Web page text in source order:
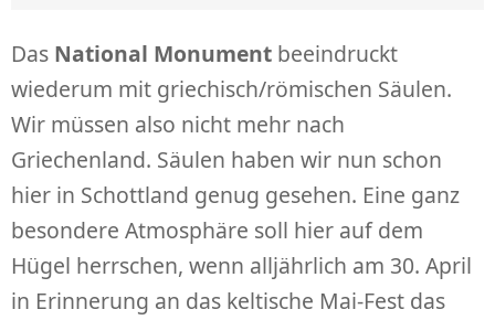
Das National Monument beeindruckt
wiederum mit griechisch/römischen Säulen.
Wir müssen also nicht mehr nach
Griechenland. Säulen haben wir nun schon
hier in Schottland genug gesehen. Eine ganz
besondere Atmosphäre soll hier auf dem
Hügel herrschen, wenn alljährlich am 30. April
in Erinnerung an das keltische Mai-Fest das